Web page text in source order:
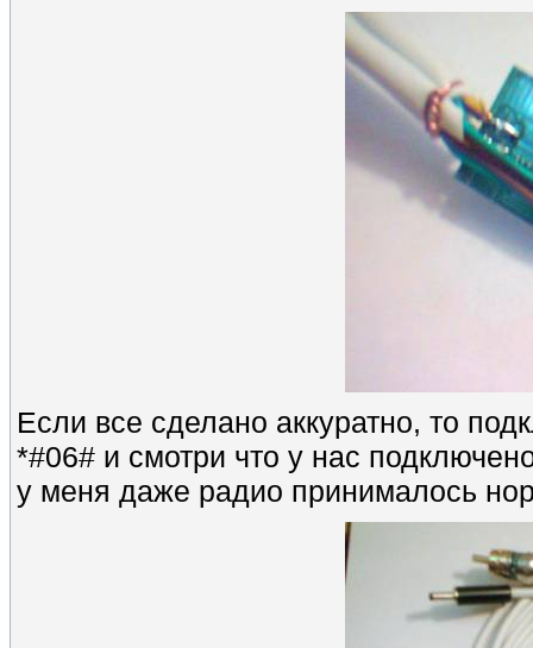
Если все сделано аккуратно, то
*#06# и смотри что у нас
у меня даже радио принималось